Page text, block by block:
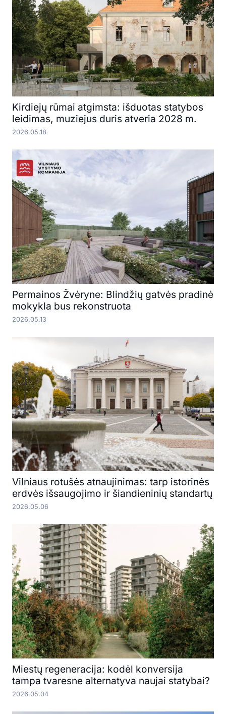
Kirdiejų rūmai atgimsta: išduotas statybos
leidimas, muziejus duris atveria 2028 m.
2026.05.18
Permainos Žvėryne: Blindžių gatvės pradinė
mokykla bus rekonstruota
2026.05.13
Vilniaus rotušės atnaujinimas: tarp istorinės
erdvės išsaugojimo ir šiandieninių standartų
2026.05.06
Miestų regeneracija: kodėl konversija
tampa tvaresne alternatyva naujai statybai?
2026.05.04